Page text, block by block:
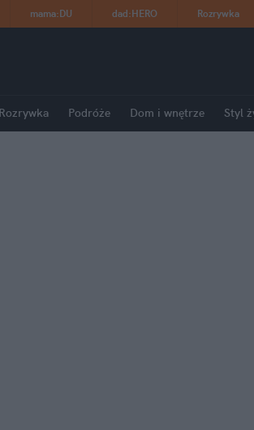
mama:DU dad:HERO Rozrywka
Rozrywka Podróże Dom i wnętrze Styl